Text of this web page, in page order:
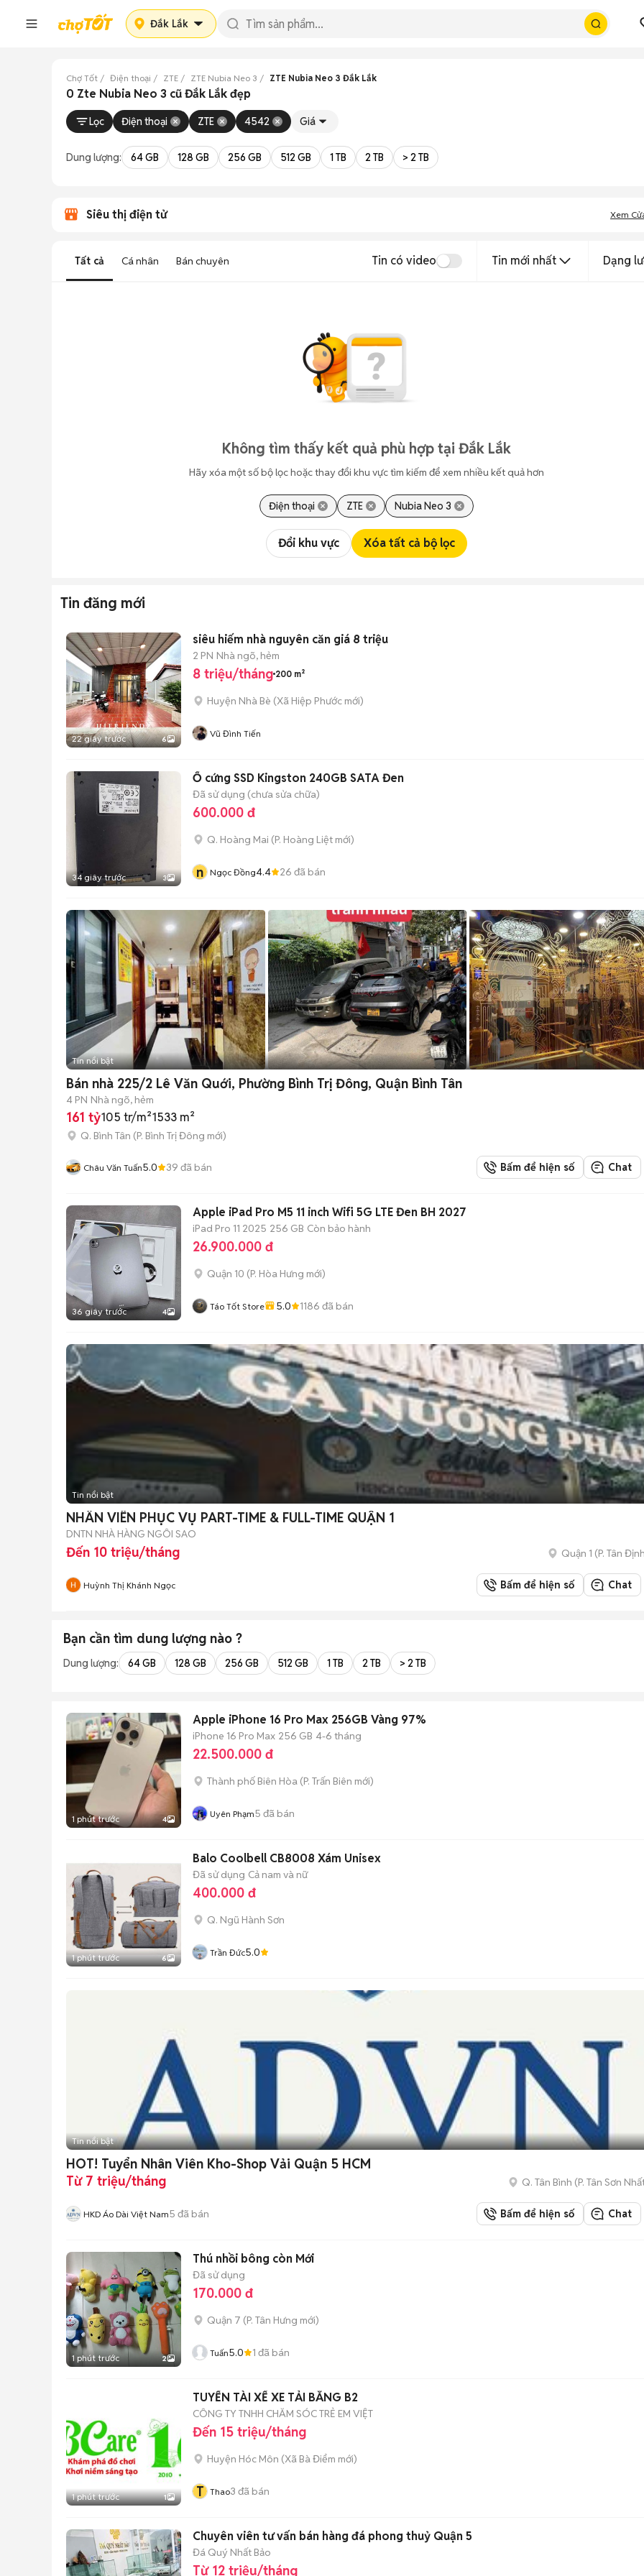
Đắk Lắk
Chợ Tốt Điện thoại ZTE ZTE Nubia Neo 3 ZTE Nubia Neo 3 Đắk Lắk
0 Zte Nubia Neo 3 cũ Đắk Lắk đẹp
Lọc Điện thoại ZTE 4542 Giá
Dung lượng: 64 GB 128 GB 256 GB 512 GB 1 TB 2 TB > 2 TB
Siêu thị điện tử Xem
Tất cả Cá nhân Bán chuyên Tin có video Tin mới nhất Dạng
Không tìm thấy kết quả phù hợp tại Đắk Lắk
Hãy xóa một số bộ lọc hoặc thay đổi khu vực tìm kiếm để xem nhiều kết quả hơn
Điện thoại ZTE Nubia Neo 3
Đổi khu vực Xóa tất cả bộ lọc
Tin đăng mới
22 giây trước 6
siêu hiếm nhà nguyên căn giá 8 triệu
2 PN Nhà ngõ, hẻm
8 triệu/tháng 200 m²
Huyện Nhà Bè (Xã Hiệp Phước mới)
Vũ Đình Tiến
34 giây trước 3
Ổ cứng SSD Kingston 240GB SATA Đen
Đã sử dụng (chưa sửa chữa)
600.000 đ
Q. Hoàng Mai (P. Hoàng Liệt mới)
n Ngọc Đồng4.4 26 đã bán
Tin nổi bật
Bán nhà 225/2 Lê Văn Quới, Phường Bình Trị Đông, Quận Bình Tân
4 PN Nhà ngõ, hẻm
161 tỷ105 tr/m²1533 m²
Q. Bình Tân (P. Bình Trị Đông mới)
Châu Văn Tuấn5.0 39 đã bán Bấm để hiện số Chat
36 giây trước 4
Apple iPad Pro M5 11 inch Wifi 5G LTE Đen BH 2027
iPad Pro 11 2025 256 GB Còn bảo hành
26.900.000 đ
Quận 10 (P. Hòa Hưng mới)
Táo Tốt Store 5.0 1186 đã bán
Tin nổi bật
NHÂN VIÊN PHỤC VỤ PART-TIME & FULL-TIME QUẬN 1
DNTN NHÀ HÀNG NGÔI SAO
Đến 10 triệu/tháng Quận 1 (P. Tân
Huỳnh Thị Khánh Ngọc Bấm để hiện số Chat
Bạn cần tìm dung lượng nào ?
Dung lượng: 64 GB 128 GB 256 GB 512 GB 1 TB 2 TB > 2 TB
1 phút trước 4
Apple iPhone 16 Pro Max 256GB Vàng 97%
iPhone 16 Pro Max 256 GB 4-6 tháng
22.500.000 đ
Thành phố Biên Hòa (P. Trấn Biên mới)
Uyên Phạm5 đã bán
1 phút trước 6
Balo Coolbell CB8008 Xám Unisex
Đã sử dụng Cả nam và nữ
400.000 đ
Q. Ngũ Hành Sơn
Trần Đức5.0
Tin nổi bật
HOT! Tuyển Nhân Viên Kho-Shop Vải Quận 5 HCM
Từ 7 triệu/tháng
Q. Tân Bình (P. Tân Sơn
HKD Áo Dài Việt Nam5 đã bán Bấm để hiện số Chat
1 phút trước 2
Thú nhồi bông còn Mới
Đã sử dụng
170.000 đ
Quận 7 (P. Tân Hưng mới)
Tuấn5.0 1 đã bán
1 phút trước 1
TUYỂN TÀI XẾ XE TẢI BẰNG B2
CÔNG TY TNHH CHĂM SÓC TRẺ EM VIỆT
Đến 15 triệu/tháng
Huyện Hóc Môn (Xã Bà Điểm mới)
T Thao3 đã bán
Chuyên viên tư vấn bán hàng đá phong thuỷ Quận 5
Đá Quý Nhất Bảo
Từ 12 triệu/tháng